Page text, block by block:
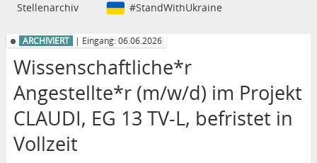
Stellenarchiv #StandWithUkraine
ARCHIVIERT | Eingang: 06.06.2026
Wissenschaftliche*r
Angestellte*r (m/w/d) im Projekt
CLAUDI, EG 13 TV-L, befristet in
Vollzeit